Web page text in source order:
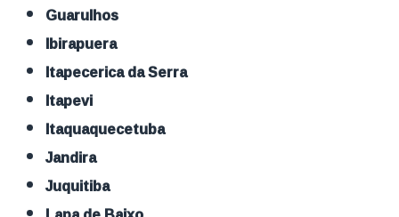
Guarulhos
Ibirapuera
Itapecerica da Serra
Itapevi
Itaquaquecetuba
Jandira
Juquitiba